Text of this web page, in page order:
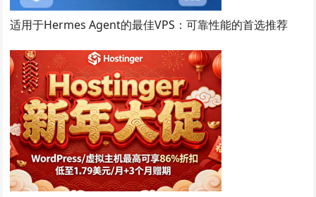
适用于Hermes Agent的最佳VPS：可靠性能的首选推荐